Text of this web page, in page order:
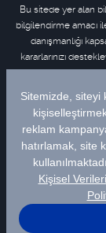
Bu sitede yer alan
bilgilendirme amacı
danışmanlığı
kararlarınızı
Bu içeriğe ilişkin
içerik, açık iznimiz
veya tamamen
Veriler Matriks